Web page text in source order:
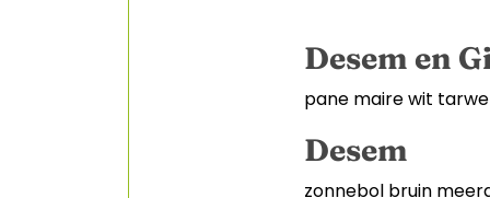
Desem en
pane maire wit
Desem
zonnebol bruin